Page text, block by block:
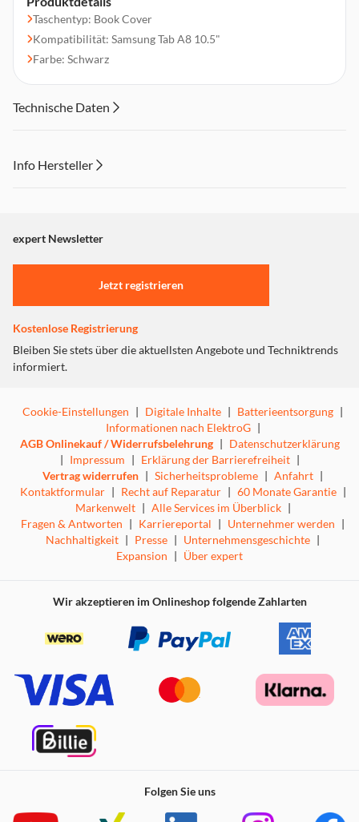
Taschentyp: Book Cover
Kompatibilität: Samsung Tab A8 10.5"
Farbe: Schwarz
Technische Daten
Info Hersteller
"Marketing".
Einstellungen anpassen
expert Newsletter
Jetzt registrieren
Kostenlose Registrierung
Bleiben Sie stets über die aktuellsten Angebote und Techniktrends
informiert.
Cookie-Einstellungen | Digitale Inhalte | Batterieentsorgung |
Informationen nach ElektroG |
AGB Onlinekauf / Widerrufsbelehrung | Datenschutzerklärung
| Impressum | Erklärung der Barrierefreiheit |
Vertrag widerrufen | Sicherheitsprobleme | Anfahrt |
Kontaktformular | Recht auf Reparatur | 60 Monate Garantie |
Markenwelt | Alle Services im Überblick |
Fragen & Antworten | Karriereportal | Unternehmer werden |
Nachhaltigkeit | Presse | Unternehmensgeschichte |
Expansion | Über expert
Wir akzeptieren im Onlineshop folgende Zahlarten
Folgen Sie uns